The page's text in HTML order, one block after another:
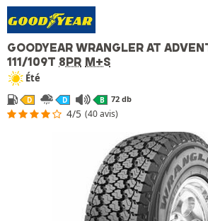
GOODYEAR WRANGLER AT
111/109T 8PR M+S
Été
D D B 72 db
4/5 (40 avis)